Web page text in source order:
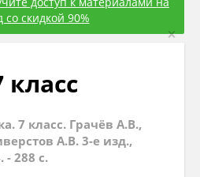
со скидкой 90%
×
7 класс. Грачёв А.В.,
А.В. 3-е изд.,
- 288 с.